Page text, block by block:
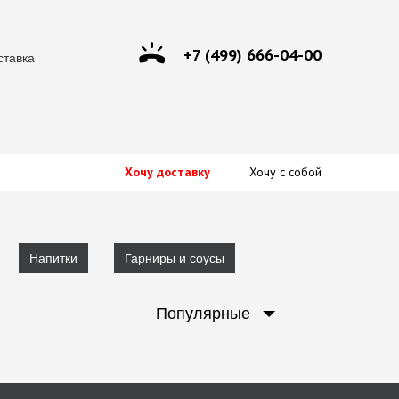
+7 (499) 666-04-00
Хочу доставку Хочу с собой
Напитки Гарниры и соусы
Популярные